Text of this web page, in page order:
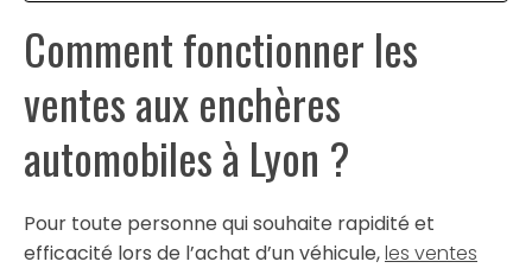
Comment fonctionner les
ventes aux enchères
automobiles à Lyon ?
Pour toute personne qui souhaite rapidité et
efficacité lors de l’achat d’un véhicule,les ventes